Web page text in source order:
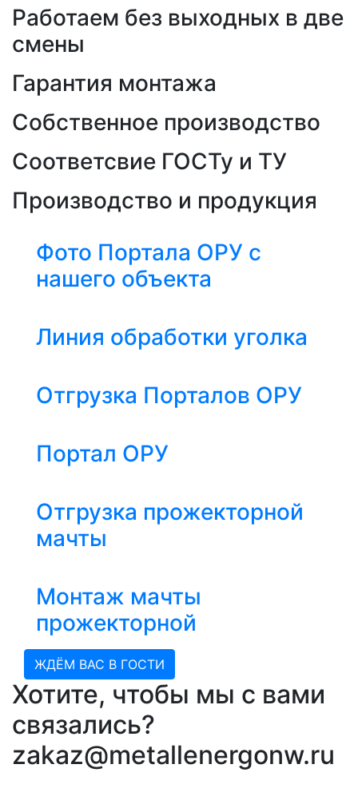
Работаем без выходных в две
смены
Гарантия монтажа
Собственное производство
Соответсвие ГОСТу и ТУ
Производство и продукция
Фото Портала ОРУ с
нашего объекта
Линия обработки уголка
Отгрузка Порталов ОРУ
Портал ОРУ
Отгрузка прожекторной
мачты
Монтаж мачты
прожекторной
ЖДЁМ ВАС В ГОСТИ
Хотите, чтобы мы с вами
связались?
zakaz@metallenergonw.ru